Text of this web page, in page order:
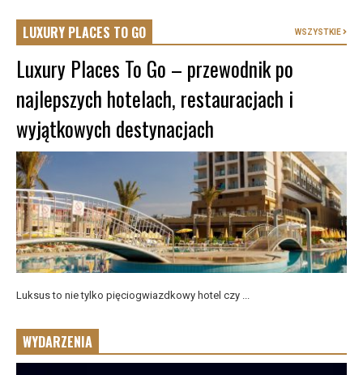
LUXURY PLACES TO GO WSZYSTKIE
Luxury Places To Go – przewodnik po
najlepszych hotelach, restauracjach i
wyjątkowych destynacjach
Luksus to nie tylko pięciogwiazdkowy hotel czy ...
WYDARZENIA